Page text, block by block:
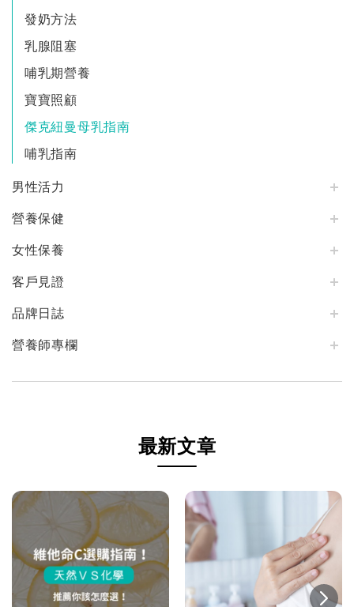
發奶方法
乳腺阻塞
哺乳期營養
寶寶照顧
傑克紐曼母乳指南
哺乳指南
男性活力
營養保健
女性保養
客戶見證
品牌日誌
營養師專欄
最新文章